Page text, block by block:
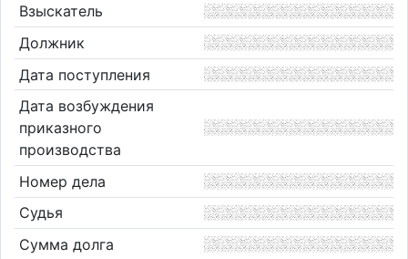
Взыскатель
Должник
Дата поступления
Дата возбуждения
приказного
производства
Номер дела
Судья
Сумма долга